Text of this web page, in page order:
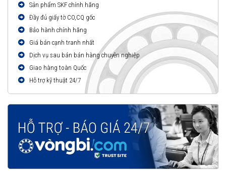
Sản phẩm SKF chính hãng
Đầy đủ giấy tờ CO,CQ gốc
Bảo hành chính hãng
Giá bán cạnh tranh nhất
Dịch vụ sau bán bán hàng chuyên nghiệp
Giao hàng toàn Quốc
Hỗ trợ kỹ thuật 24/7